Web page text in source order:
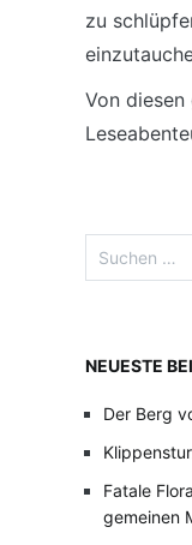
zu
Von
nach:
NEUESTE
Der Berg
Fatale
gemeinen